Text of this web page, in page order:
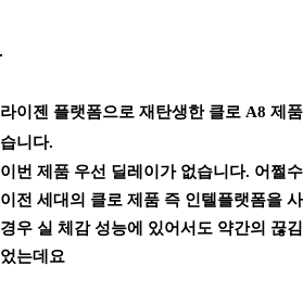
라이젠 플랫폼으로 재탄생한 클로 A8 제
습니다.
이번 제품 우선 딜레이가 없습니다. 어쩔
이전 세대의 클로 제품 즉 인텔플랫폼을
경우 실 체감 성능에 있어서도 약간의 끊
었는데요